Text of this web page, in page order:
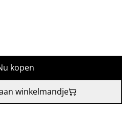
kopen
winkelmandje